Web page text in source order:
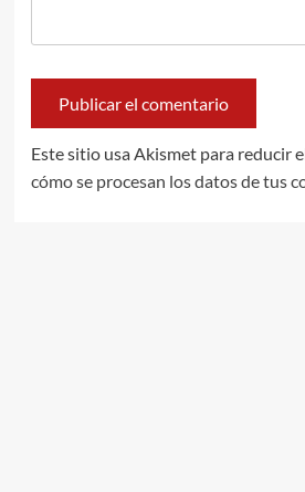
Este sitio usa Akismet para reducir
cómo se procesan los datos de tus